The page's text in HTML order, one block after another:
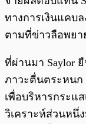
ทางการเงินแคบ
ตามที่ข่าวลือพยา
ที่ผ่านมา Saylor
ภาวะตื่นตระหนก
เพื่อบริหารกระแ
วิเคราะห์ส่วนหนึ่